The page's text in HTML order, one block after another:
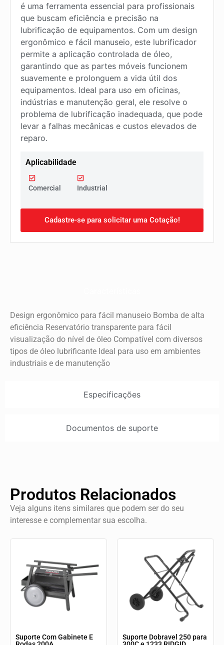
é uma ferramenta essencial para profissionais
que buscam eficiência e precisão na
lubrificação de equipamentos. Com um design
ergonômico e fácil manuseio, este lubrificador
permite a aplicação controlada de óleo,
garantindo que as partes móveis funcionem
suavemente e prolonguem a vida útil dos
equipamentos. Ideal para uso em oficinas,
indústrias e manutenção geral, ele resolve o
problema de lubrificação inadequada, que pode
levar a falhas mecânicas e custos elevados de
reparo.
Aplicabilidade
Comercial Industrial
Cadastre-se para solicitar uma Cotação!
Especificações
Documentos de suporte
Design ergonômico para fácil manuseio Bomba de alta
eficiência Reservatório transparente para fácil
visualização do nível de óleo Compatível com diversos
tipos de óleo lubrificante Ideal para uso em ambientes
industriais e de manutenção
Produtos Relacionados
Veja alguns itens similares que podem ser do seu
interesse e complementar sua escolha.
Suporte Com Gabinete E
Suporte Dobravel 250 para